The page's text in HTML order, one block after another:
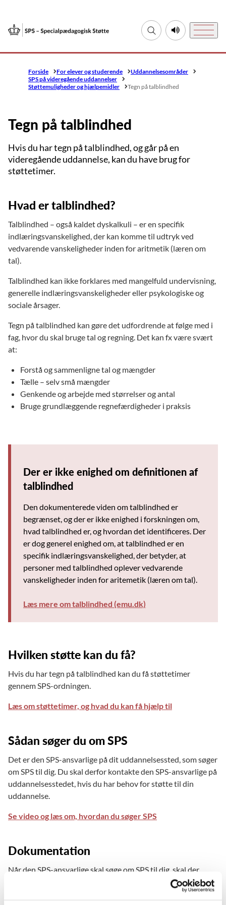
Gå til forsiden Fold søgefelt udLyt til denne side
Menu
Forside For elever og studerende
Uddannelsesområder
SPS på videregående uddannelser
Støttemuligheder og hjælpemidler
Tegn på talblindhed
Tegn på talblindhed
Hvis du har tegn på talblindhed, og går på en
videregående uddannelse, kan du have brug for
støttetimer.
Hvad er talblindhed?
Talblindhed – også kaldet dyskalkuli – er en specifik
indlæringsvanskelighed, der kan komme til udtryk ved
vedvarende vanskeligheder inden for aritmetik (læren om
tal).
Talblindhed kan ikke forklares med mangelfuld undervisning,
generelle indlæringsvanskeligheder eller psykologiske og
sociale årsager.
Tegn på talblindhed kan gøre det udfordrende at følge med i
fag, hvor du skal bruge tal og regning. Det kan fx være svært
at:
Forstå og sammenligne tal og mængder
Tælle – selv små mængder
Genkende og arbejde med størrelser og antal
Bruge grundlæggende regnefærdigheder i praksis
Der er ikke enighed om definitionen af
talblindhed
Den dokumenterede viden om talblindhed er
begrænset, og der er ikke enighed i forskningen om,
hvad talblindhed er, og hvordan det identificeres. Der
er dog generel enighed om, at talblindhed er en
specifik indlæringsvanskelighed, der betyder, at
personer med talblindhed oplever vedvarende
vanskeligheder inden for aritemetik (læren om tal).
Læs mere om talblindhed (emu.dk)
Hvilken støtte kan du få?
Hvis du har tegn på talblindhed kan du få støttetimer
gennem SPS-ordningen.
Læs om støttetimer, og hvad du kan få hjælp til
Sådan søger du om SPS
Det er den SPS-ansvarlige på dit uddannelsessted, som søger
om SPS til dig. Du skal derfor kontakte den SPS-ansvarlige på
uddannelsesstedet, hvis du har behov for støtte til din
uddannelse.
Se video og læs om, hvordan du søger SPS
Dokumentation
Når den SPS-ansvarlige skal søge om SPS til dig, skal der
være dokumentation for, at du har tegn på talblindhed.
Hvis du ikke har dokumentation (fx fra en tidligere